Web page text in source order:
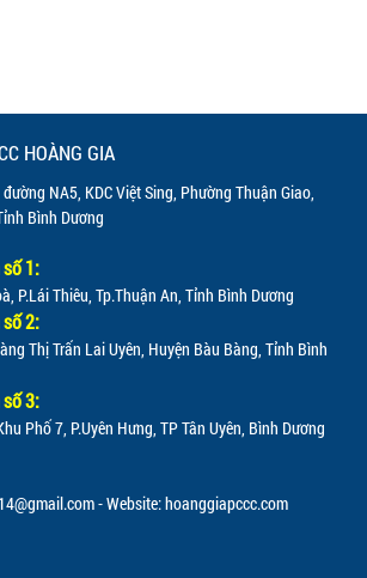
HOÀNG GIA
NA5, KDC Việt Sing, Phường Thuận Giao,
Bình Dương
1:
P.Lái Thiêu, Tp.Thuận An, Tỉnh Bình Dương
2:
Thị Trấn Lai Uyên, Huyện Bàu Bàng, Tỉnh Bình
3:
Phố 7, P.Uyên Hưng, TP Tân Uyên, Bình Dương
- Website: hoanggiapccc.com